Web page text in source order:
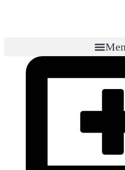
Создание сайта
организаций
Получить консультацию